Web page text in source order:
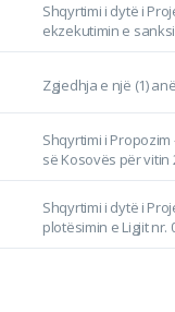
Shqyrtimi i dytë i
ekzekutimin e
Zgjedhja e një (1)
Shqyrtimi i
së Kosovës për vitin
Shqyrtimi i dytë i
plotësimin e Ligjit